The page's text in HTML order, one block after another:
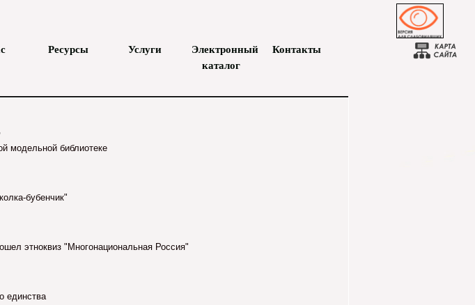
Ресурсы Услуги
Электронный
каталог
Контакты
модельной библиотеке
бубенчик"
этноквиз "Многонациональная Россия"
единства